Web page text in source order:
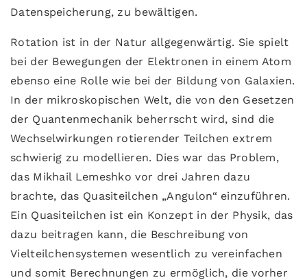
Datenspeicherung, zu bewältigen.
Rotation ist in der Natur allgegenwärtig. Sie spielt
bei der Bewegungen der Elektronen in einem Atom
ebenso eine Rolle wie bei der Bildung von Galaxien.
In der mikroskopischen Welt, die von den Gesetzen
der Quantenmechanik beherrscht wird, sind die
Wechselwirkungen rotierender Teilchen extrem
schwierig zu modellieren. Dies war das Problem,
das Mikhail Lemeshko vor drei Jahren dazu
brachte, das Quasiteilchen „Angulon“ einzuführen.
Ein Quasiteilchen ist ein Konzept in der Physik, das
dazu beitragen kann, die Beschreibung von
Vielteilchensystemen wesentlich zu vereinfachen
und somit Berechnungen zu ermöglich, die vorher